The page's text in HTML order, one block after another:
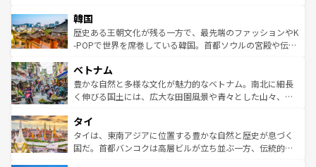
ワイを、存分に味わってほしい。 なお、新着のハワイ情報
はコンテンツ一覧を参照してほしい。
いる。アクティビティも充実しており、サーフィンやダイ
ビング、ハイキングなど、アウトドア好きにはたまらな
い。オーストラリアの多彩な魅力を存分に味わいつくそ
参照してほしい。
ン）、静ひつな山岳地帯である台湾東部など、都市の喧騒
と山間の静けさが共存しており、訪れる人に新しい発見と
驚きをもたらしてくれる。また、奥深い台湾の食文化も魅
容にもいいと評判のスイーツなど、バラエティ豊かな料理
が味わえる。 なお、新着の台湾情報は コンテンツ一覧を参
照してほしい。
韓国
歴史ある王朝文化が残る一方で、最先端のファッションやK
-POPで世界を席巻している韓国。首都ソウルの宮殿や伝統
き、地方に足を延ばせば四季折々の自然美を楽しむことが
できる。そして、キムチや焼肉、絶品のストリートフード
まで、さまざまな韓国料理が待っている。夜には、韓国な
リティに包まれながら、韓国の多彩な魅力を心ゆくまで味
わってみてほしい。 なお、新着の韓国情報はコンテンツ一
覧を参照してほしい。
ベトナム
豊かな自然と多様な文化が魅力的なベトナム。南北に細長
く伸びる国土には、広大な田園風景や青々とした山々、世
急速な発展と共に伝統が息づく。ハノイの古い町並みやホ
ーチミン市のフランス統治時代の建物も、独特の雰囲気を
醸し出している。また、バラエティの豊かさとおいしさで
タイ
タイは、東南アジアに位置する豊かな自然と歴史が息づく
国だ。首都バンコクは高層ビルが立ち並ぶ一方、伝統的な